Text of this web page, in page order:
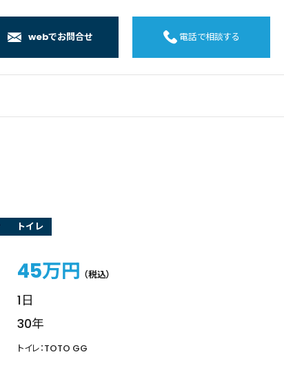
webでお問合せ 電話で相談する
トイレ
45万円 （税込）
1日
30年
トイレ：TOTO GG